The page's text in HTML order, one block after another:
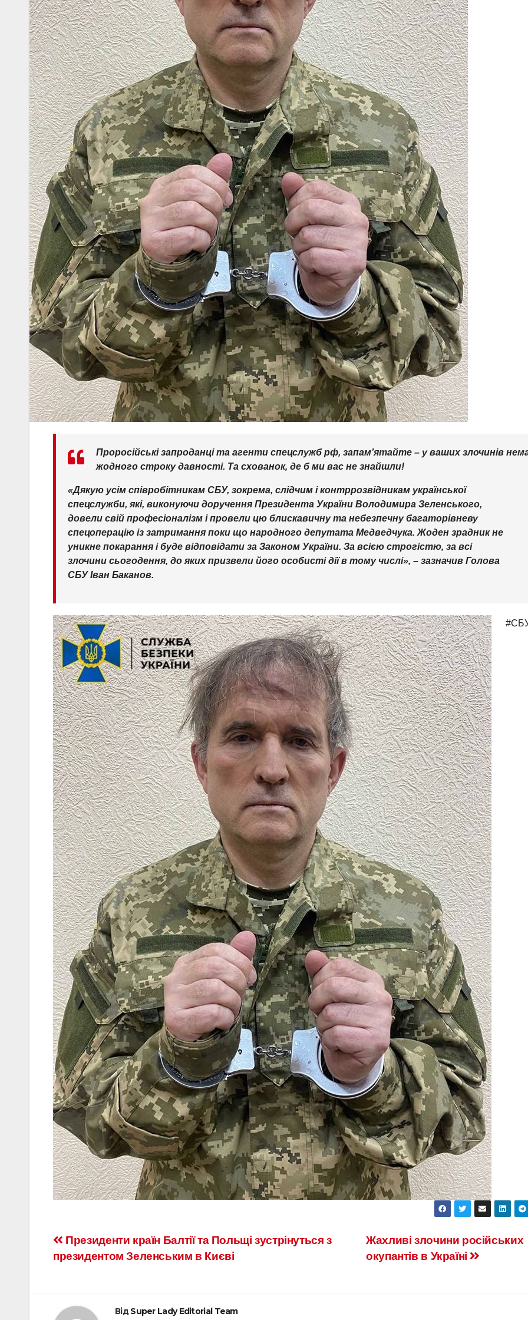
Проросійські запроданці та агенти спецслужб рф, запам’ятайте – у ваших злочинів
жодного строку давності. Та схованок, де б ми вас не знайшли!
«Дякую усім співробітникам СБУ, зокрема, слідчим і контррозвідникам української
спецслужби, які, виконуючи доручення Президента України Володимира Зеленського,
довели свій професіоналізм і провели цю блискавичну та небезпечну багаторівневу
спецоперацію із затримання поки що народного депутата Медведчука. Жоден зрадник не
уникне покарання і буде відповідати за Законом України. За всією строгістю, за всі
злочини сьогодення, до яких призвели його особисті дії в тому числі», – зазначив Голова
СБУ Іван Баканов.
Жахливі злочини російських
окупантів в Україні
Президенти країн Балтії та Польщі зустрінуться з
президентом Зеленським в Києві
ВідSuper Lady Editorial Team